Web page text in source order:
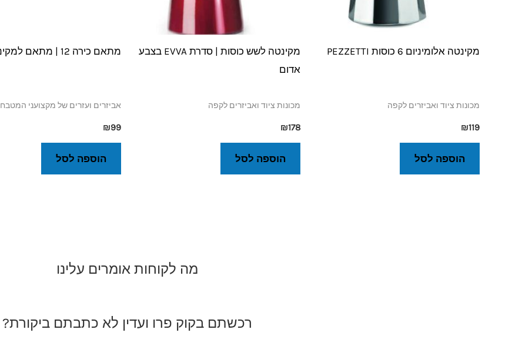
מקינטה אלומיניום 6 כוסות PEZZETTI
מכונות ציוד ואביזרים לקפה
₪119
הוספה לסל
מקינטה לשש כוסות | סדרת EVVA בצבע
אדום
מכונות ציוד ואביזרים לקפה
₪178
הוספה לסל
מתאם כירה 12 | מתאם למקינטה
אביזרים ועזרים של מקצועני המטבח
₪99
הוספה לסל
מה לקוחות אומרים עלינו
רכשתם בקוק פרו ועדין לא כתבתם ביקורת?